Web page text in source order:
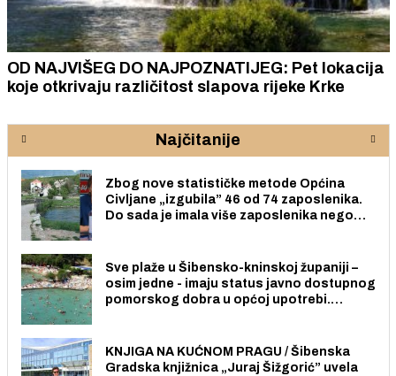
Pet lokacija
Krke
ZAVRŠNICA TROKUT
ideja, iskustava i ljudi koji žele
lokalne zajednice
Najčitanije
Zbog nove statističke metode Općina
Civljane „izgubila” 46 od 74 zaposlenika.
Do sada je imala više zaposlenika nego
Sve plaže u Šibensko-kninskoj županiji –
osim jedne - imaju status javno dostupnog
pomorskog dobra u općoj upotrebi.
KNJIGA NA KUĆNOM PRAGU / Šibenska
Gradska knjižnica „Juraj Šižgorić” uvela